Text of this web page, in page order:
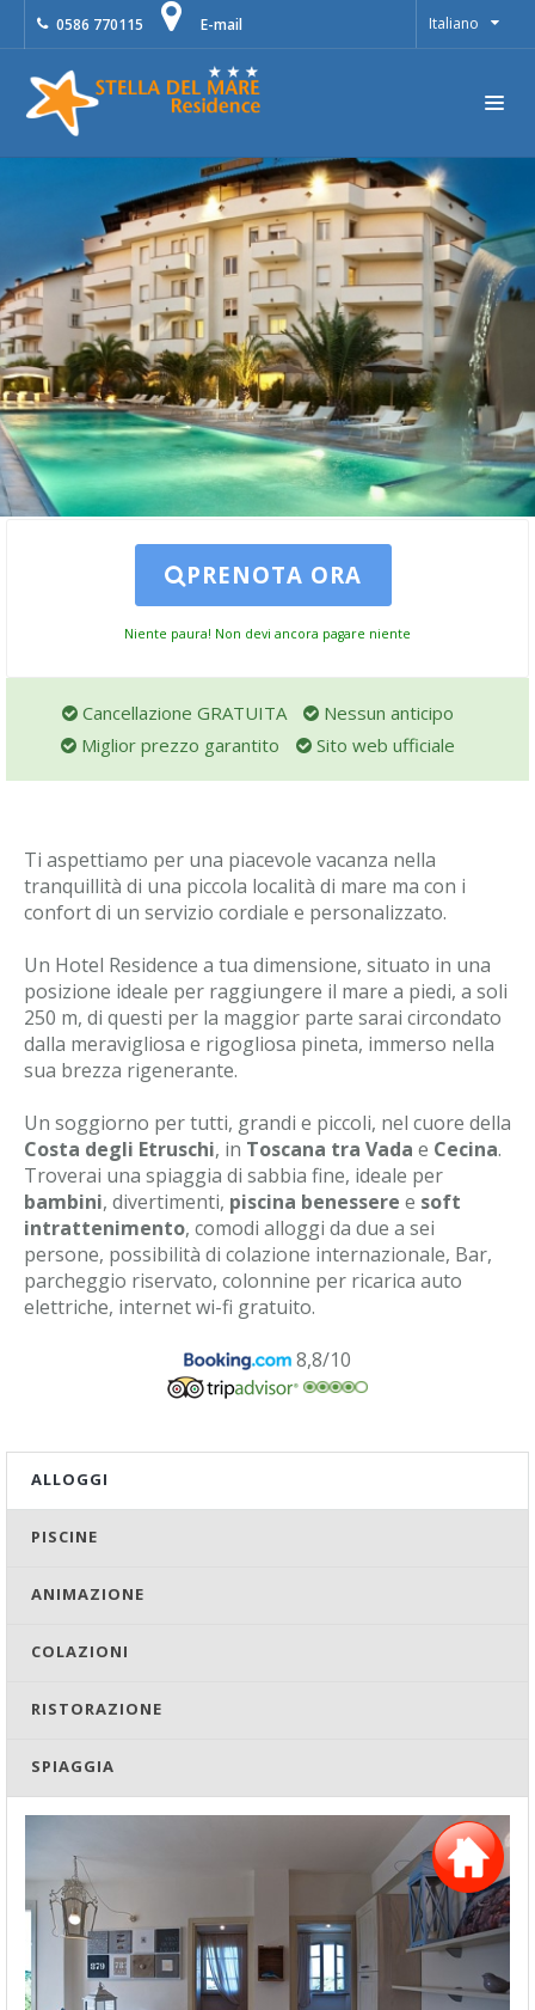
Italiano
0586 770115 E-mail
PRENOTA ORA
Niente paura! Non devi ancora pagare niente
Cancellazione GRATUITA
Nessun anticipo
Miglior prezzo garantito
Sito web ufficiale
Ti aspettiamo per una piacevole vacanza nella
tranquillità di una piccola località di mare ma con i
confort di un servizio cordiale e personalizzato.
Un Hotel Residence a tua dimensione, situato in una
posizione ideale per raggiungere il mare a piedi, a soli
250 m, di questi per la maggior parte sarai circondato
dalla meravigliosa e rigogliosa pineta, immerso nella
sua brezza rigenerante.
Un soggiorno per tutti, grandi e piccoli, nel cuore della
Costa degli Etruschi, in Toscana tra Vada e Cecina.
Troverai una spiaggia di sabbia fine, ideale per
bambini, divertimenti, piscina benessere e soft
intrattenimento, comodi alloggi da due a sei
persone, possibilità di colazione internazionale, Bar,
parcheggio riservato, colonnine per ricarica auto
elettriche, internet wi-fi gratuito.
8,8/10
ALLOGGI
PISCINE
ANIMAZIONE
COLAZIONI
RISTORAZIONE
SPIAGGIA